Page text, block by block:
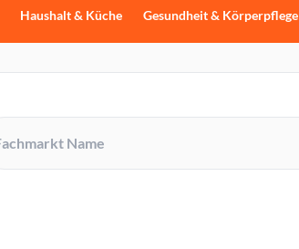
Haushalt & Küche Gesundheit & Körperpflege